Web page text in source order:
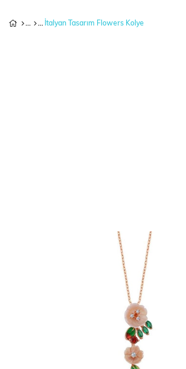
İtalyan Tasarım Flowers Kolye